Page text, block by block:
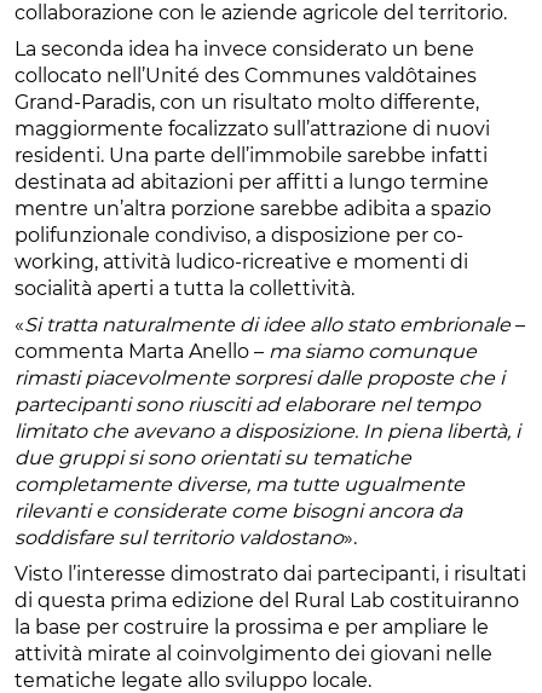
collaborazione con le aziende agricole del territorio.
La seconda idea ha invece considerato un bene
collocato nell’Unité des Communes valdôtaines
Grand-Paradis, con un risultato molto differente,
maggiormente focalizzato sull’attrazione di nuovi
residenti. Una parte dell’immobile sarebbe infatti
destinata ad abitazioni per affitti a lungo termine
mentre un’altra porzione sarebbe adibita a spazio
polifunzionale condiviso, a disposizione per co-
working, attività ludico-ricreative e momenti di
socialità aperti a tutta la collettività.
«Si tratta naturalmente di idee allo stato embrionale–
commenta Marta Anello – ma siamo comunque
rimasti piacevolmente sorpresi dalle proposte che i
partecipanti sono riusciti ad elaborare nel tempo
limitato che avevano a disposizione. In piena libertà, i
due gruppi si sono orientati su tematiche
completamente diverse, ma tutte ugualmente
rilevanti e considerate come bisogni ancora da
soddisfare sul territorio valdostano».
Visto l’interesse dimostrato dai partecipanti, i risultati
di questa prima edizione del Rural Lab costituiranno
la base per costruire la prossima e per ampliare le
attività mirate al coinvolgimento dei giovani nelle
tematiche legate allo sviluppo locale.